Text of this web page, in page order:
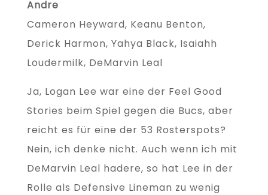
Andre
Cameron Heyward, Keanu Benton,
Derick Harmon, Yahya Black, Isaiahh
Loudermilk, DeMarvin Leal
Ja, Logan Lee war eine der Feel Good
Stories beim Spiel gegen die Bucs, aber
reicht es für eine der 53 Rosterspots?
Nein, ich denke nicht. Auch wenn ich mit
DeMarvin Leal hadere, so hat Lee in der
Rolle als Defensive Lineman zu wenig